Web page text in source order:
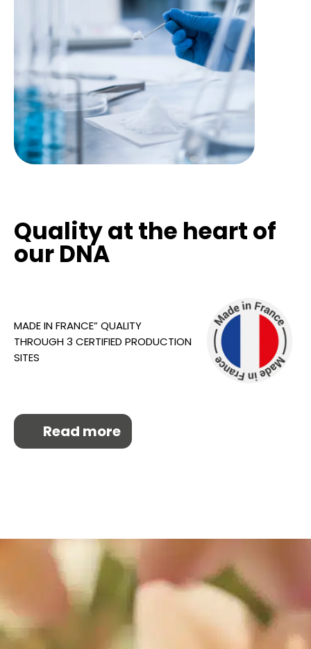
Quality at the heart of
our DNA
MADE IN FRANCE” QUALITY
THROUGH 3 CERTIFIED PRODUCTION
SITES
Read more